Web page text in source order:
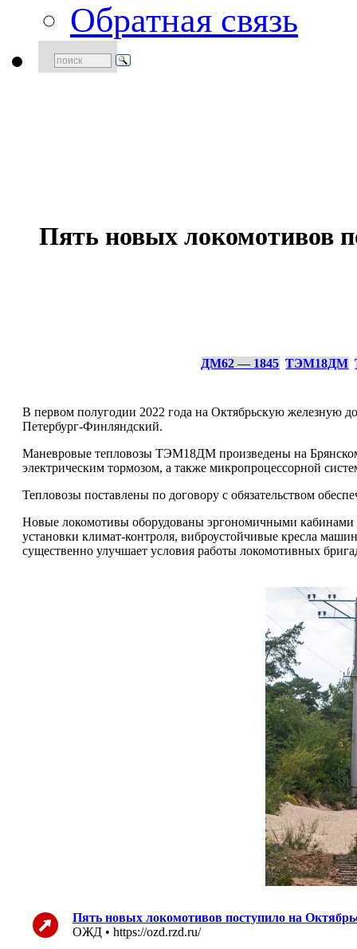
Обратная связь
Пять новых локомотивов
ДМ62 — 1845 ТЭМ18ДМ
В первом полугодии 2022 года на Октябрьскую железную
Петербург-Финляндский.
Маневровые тепловозы ТЭМ18ДМ произведены на
электрическим тормозом, а также микропроцессорной
Тепловозы поставлены по договору с обязательством
Новые локомотивы оборудованы эргономичными
установки климат-контроля, виброустойчивые кресла
существенно улучшает условия работы локомотивных
Пять новых локомотивов поступило на
ОЖД • https://ozd.rzd.ru/